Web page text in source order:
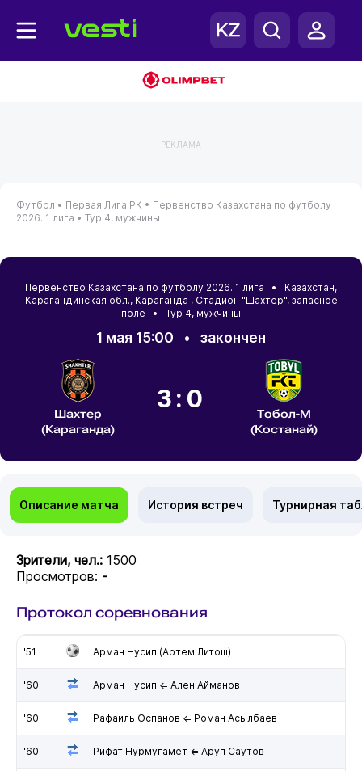
РЕКЛАМА
Футбол • Первая Лига РК • Первенство Казахстана по футболу
2026. 1 лига • Тур 4, мужчины
Первенство Казахстана по футболу 2026. 1 лига • Казахстан,
Карагандинская обл., Караганда , Стадион "Шахтер", запасное
поле • Тур 4, мужчины
1 мая 15:00 • закончен
Шахтер
(Караганда)
3:0
Тобол-М
(Костанай)
Описание матча История встреч Турнирная
Зрители, чел.: 1500
Просмотров: -
Протокол соревнования
'51 Арман Нусип (Артем Литош)
'60 Арман Нусип ⇐ Ален Айманов
'60 Рафаиль Оспанов ⇐ Роман Асылбаев
'60 Рифат Нурмугамет ⇐ Аруп Саутов